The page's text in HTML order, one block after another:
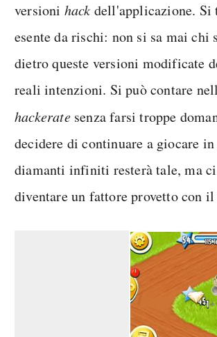
versioni hack dell'applicazione. Si
esente da rischi: non si sa mai
dietro queste versioni modificate
reali intenzioni. Si può contare
hackeratesenza farsi troppe
decidere di continuare a giocare
diamanti infiniti resterà tale, ma
diventare un fattore provetto con